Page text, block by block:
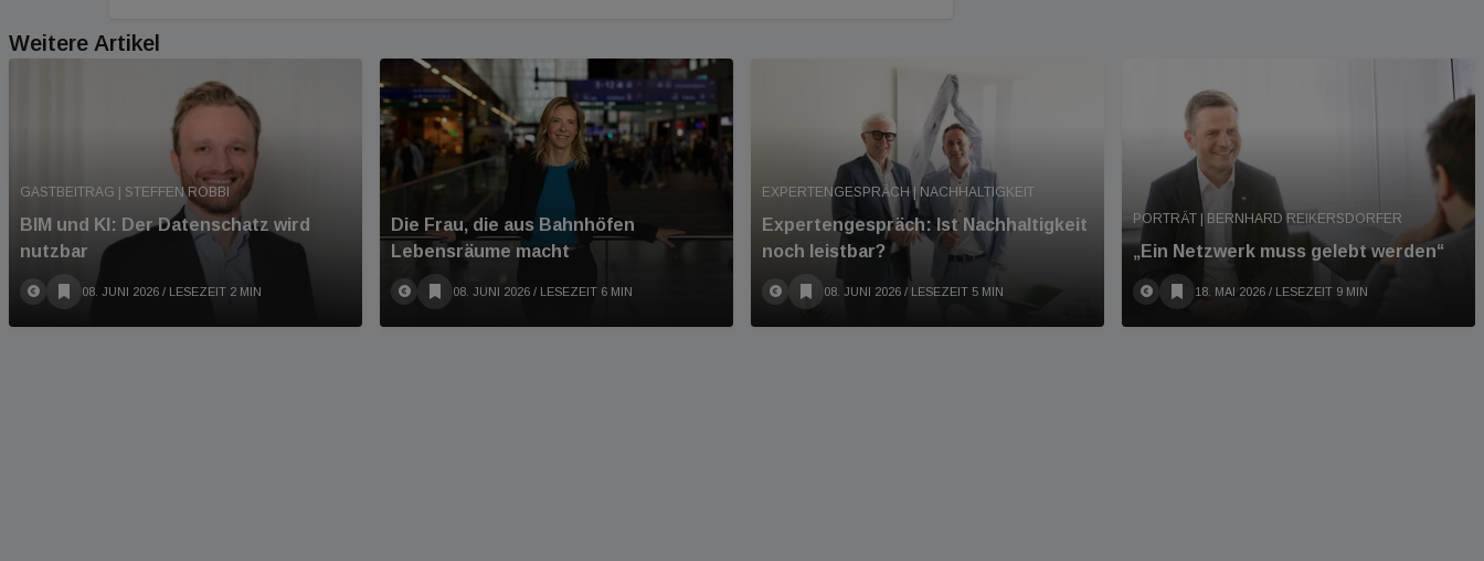
Weitere Artikel
GASTBEITRAG | STEFFEN ROBBI
BIM und KI: Der Datenschatz wird
nutzbar
08. JUNI 2026 / LESEZEIT 2 MIN
Die Frau, die aus Bahnhöfen
Lebensräume macht
08. JUNI 2026 / LESEZEIT 6 MIN
EXPERTENGESPRÄCH | NACHHALTIGKEIT
Expertengespräch: Ist Nachhaltigkeit
noch leistbar?
08. JUNI 2026 / LESEZEIT 5 MIN
PORTRÄT | BERNHARD REIKERSDORFER
„Ein Netzwerk muss gelebt werden“
18. MAI 2026 / LESEZEIT 9 MIN